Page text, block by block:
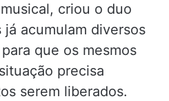
criou o duo
já acumulam diversos
que os mesmos
precisa
serem liberados.